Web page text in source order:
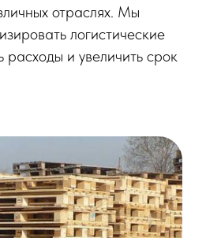
отраслях. Мы
логистические
расходы и увеличить срок